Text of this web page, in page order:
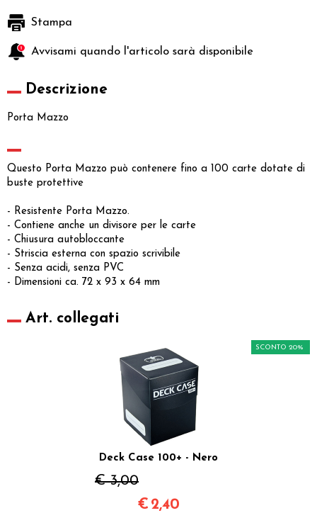
Stampa
Avvisami quando l'articolo sarà disponibile
Descrizione
Porta Mazzo
Questo Porta Mazzo può contenere fino a 100 carte dotate di
buste protettive
- Resistente Porta Mazzo.
- Contiene anche un divisore per le carte
- Chiusura autobloccante
- Striscia esterna con spazio scrivibile
- Senza acidi, senza PVC
- Dimensioni ca. 72 x 93 x 64 mm
Art. collegati
Deck Case 100+ - Nero
€ 3,00
SCONTO 20%
€ 2,40